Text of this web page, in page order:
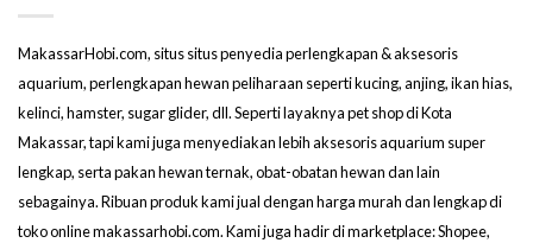
MakassarHobi.com, situs situs penyedia perlengkapan & aksesoris
aquarium, perlengkapan hewan peliharaan seperti kucing, anjing, ikan hias,
kelinci, hamster, sugar glider, dll. Seperti layaknya pet shop di Kota
Makassar, tapi kami juga menyediakan lebih aksesoris aquarium super
lengkap, serta pakan hewan ternak, obat-obatan hewan dan lain
sebagainya. Ribuan produk kami jual dengan harga murah dan lengkap di
toko online makassarhobi.com. Kami juga hadir di marketplace: Shopee,